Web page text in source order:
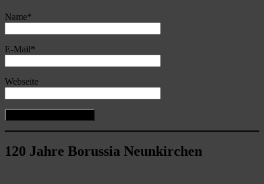
Name*
E-Mail*
Webseite
120 Jahre Borussia Neunkirchen